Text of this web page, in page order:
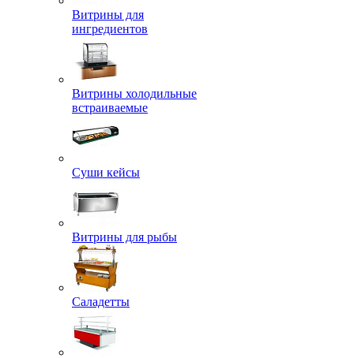
Витрины для
ингредиентов
Витрины холодильные
встраиваемые
Суши кейсы
Витрины для рыбы
Саладетты